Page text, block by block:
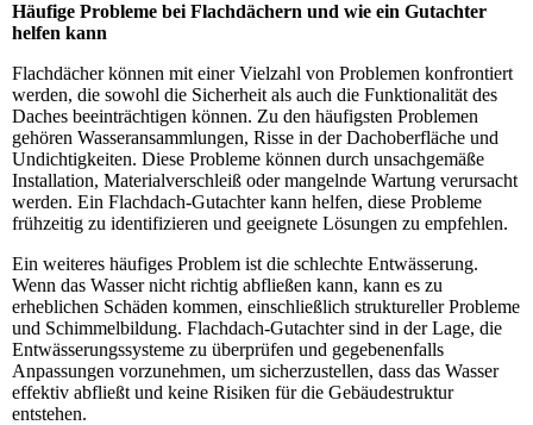
Häufige Probleme bei Flachdächern und wie ein Gutachter
helfen kann
Flachdächer können mit einer Vielzahl von Problemen konfrontiert
werden, die sowohl die Sicherheit als auch die Funktionalität des
Daches beeinträchtigen können. Zu den häufigsten Problemen
gehören Wasseransammlungen, Risse in der Dachoberfläche und
Undichtigkeiten. Diese Probleme können durch unsachgemäße
Installation, Materialverschleiß oder mangelnde Wartung verursacht
werden. Ein Flachdach-Gutachter kann helfen, diese Probleme
frühzeitig zu identifizieren und geeignete Lösungen zu empfehlen.
Ein weiteres häufiges Problem ist die schlechte Entwässerung.
Wenn das Wasser nicht richtig abfließen kann, kann es zu
erheblichen Schäden kommen, einschließlich struktureller Probleme
und Schimmelbildung. Flachdach-Gutachter sind in der Lage, die
Entwässerungssysteme zu überprüfen und gegebenenfalls
Anpassungen vorzunehmen, um sicherzustellen, dass das Wasser
effektiv abfließt und keine Risiken für die Gebäudestruktur
entstehen.